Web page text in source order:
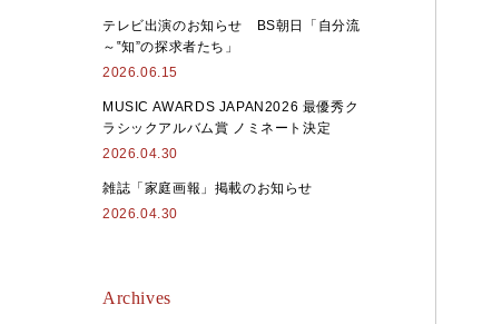
テレビ出演のお知らせ BS朝日「自分流
～‟知”の探求者たち」
2026.06.15
MUSIC AWARDS JAPAN2026 最優秀ク
ラシックアルバム賞 ノミネート決定
2026.04.30
雑誌「家庭画報」掲載のお知らせ
2026.04.30
Archives